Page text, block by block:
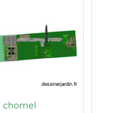
chomel